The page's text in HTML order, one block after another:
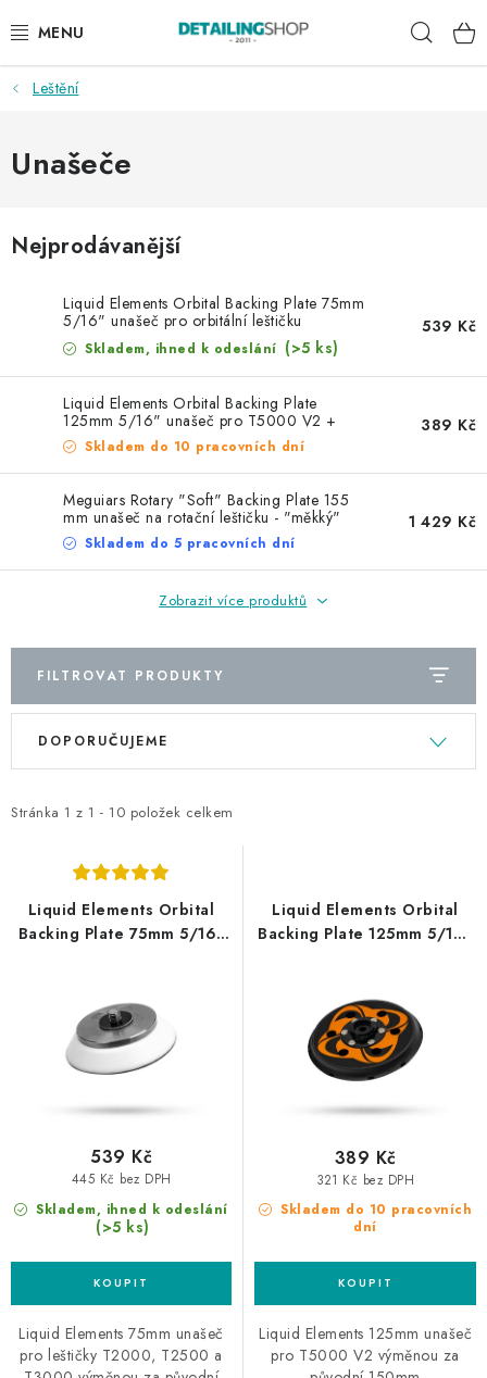
na
AKCE
NOVINKY
INTERIÉR
PŘÍSLUŠENSTVÍ
DÁRKOVÉ SADY A POUKAZY
ČLÁNKY
NAŠE SLUŽBY
KONTAKTY
PRODÁVANÉ ZNAČKY
Věrnostní program
Všeobecné obchodní podmínky
Podmínky ochrany osobních údajů
Leštění
Unašeče
Nejprodávanější
Liquid Elements Orbital Backing Plate 75mm
5/16" unašeč pro orbitální leštičku
Skladem, ihned k odeslání (>5 ks)
539 Kč
Liquid Elements Orbital Backing Plate
125mm 5/16" unašeč pro T5000 V2 +
T4000 V2
Skladem do 10 pracovních dní
389 Kč
Meguiars Rotary "Soft" Backing Plate 155
mm unašeč na rotační leštičku - "měkký"
Skladem do 5 pracovních dní
1 429 Kč
Zobrazit více produktů
FILTROVAT PRODUKTY
V
i
o
Stránka 1 z 1 - 10 položek celkem
Ř
e
r
DOPORUČUJEME
Liquid Elements Orbital
Backing Plate 75mm 5/16"
Skladem, ihned k odeslání
(>5 ks)
445 Kč bez DPH
539 Kč
Liquid Elements 75mm unašeč
pro leštičky T2000, T2500 a
Liquid Elements Orbital
Backing Plate 125mm 5/16"
Skladem do 10 pracovních
dní
321 Kč bez DPH
389 Kč
Liquid Elements 125mm unašeč
pro T5000 V2 výměnou za